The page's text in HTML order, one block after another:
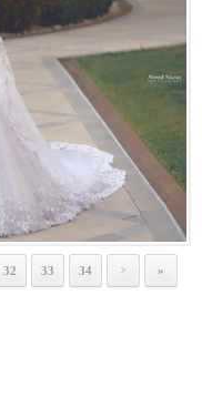
32 33 34 > »